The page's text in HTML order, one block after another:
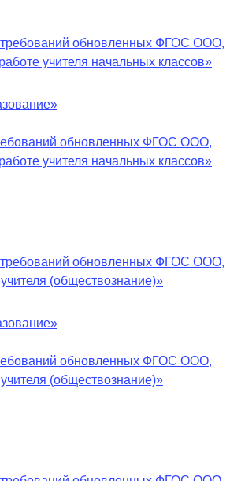
обновленных ФГОС ООО,
учителя начальных классов»
обновленных ФГОС ООО,
(обществознание)»